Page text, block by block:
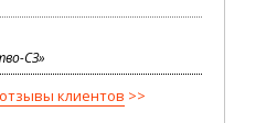
СЗ»
клиентов